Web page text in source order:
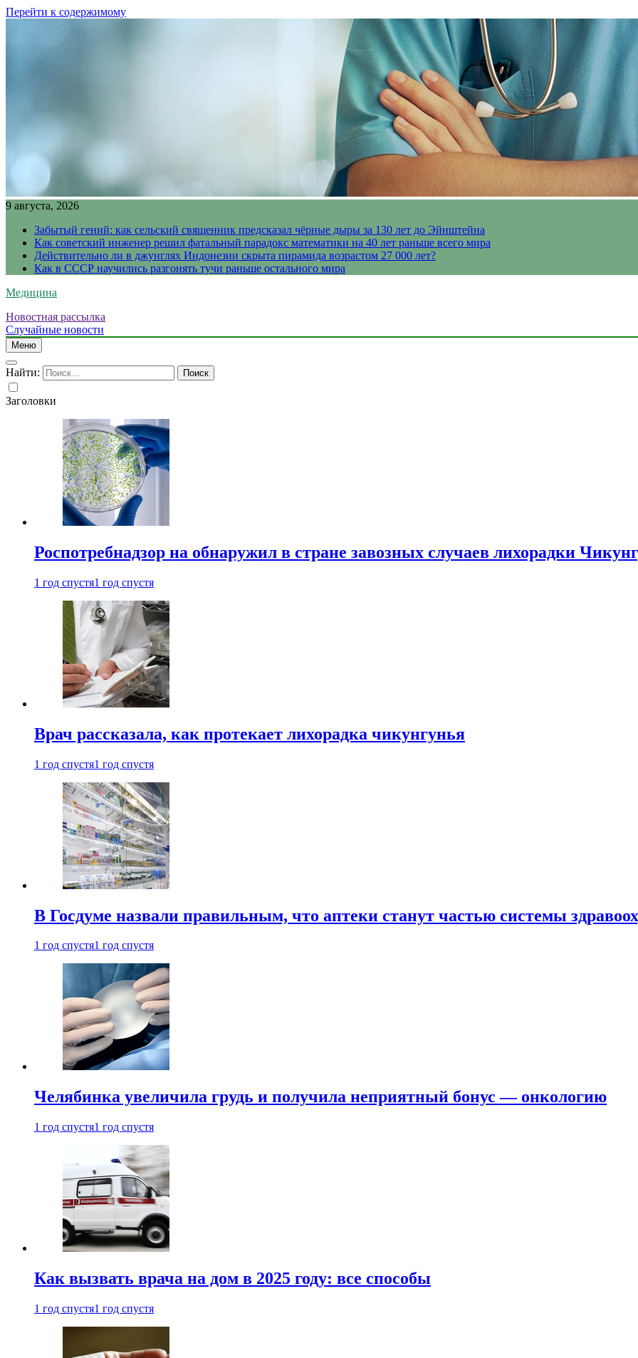
Перейти к содержимому
9 августа, 2026
Забытый гений: как сельский священник предсказал чёрные дыры за 130 лет до Эйнштейна
Как советский инженер решил фатальный парадокс математики на 40 лет раньше всего мира
Действительно ли в джунглях Индонезии скрыта пирамида возрастом 27 000 лет?
Как в СССР научились разгонять тучи раньше остального мира
Медицина
Новостная рассылка
Случайные новости
Меню
Найти:
Заголовки
Роспотребнадзор на обнаружил в стране завозных случаев лихорадки
1 год спустя1 год спустя
Врач рассказала, как протекает лихорадка чикунгунья
1 год спустя1 год спустя
В Госдуме назвали правильным, что аптеки станут частью системы
1 год спустя1 год спустя
Челябинка увеличила грудь и получила неприятный бонус — онкологию
1 год спустя1 год спустя
Как вызвать врача на дом в 2025 году: все способы
1 год спустя1 год спустя